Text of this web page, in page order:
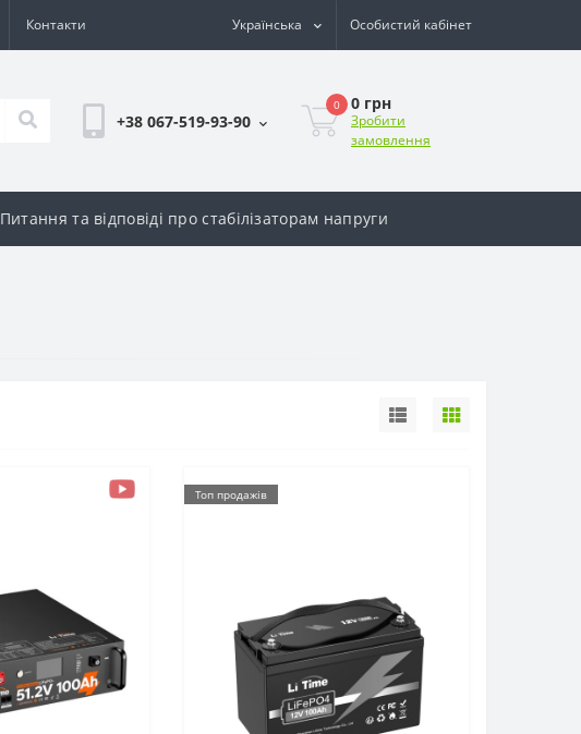
Контакти Українська Особистий кабінет
+38 067-519-93-90
0 0 грн
Зробити
замовлення
Питання та відповіді про стабілізаторам напруги
Топ продажів